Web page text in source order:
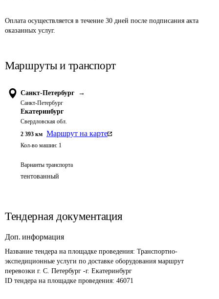
Оплата осуществляется в течение 30 дней после подписания акта
оказанных услуг.
Маршруты и транспорт
Санкт-Петербург →
Санкт-Петербург
Екатеринбург
Свердловская обл.
2 393 км Маршрут на карте
Кол-во машин: 1
Варианты транспорта
тентованный
Тендерная документация
Доп. информация
Название тендера на площадке проведения: Транспортно-
экспедиционные услуги по доставке оборудования маршрут
перевозки г. С. Петербург -г. Екатеринбург
ID тендера на площадке проведения: 46071